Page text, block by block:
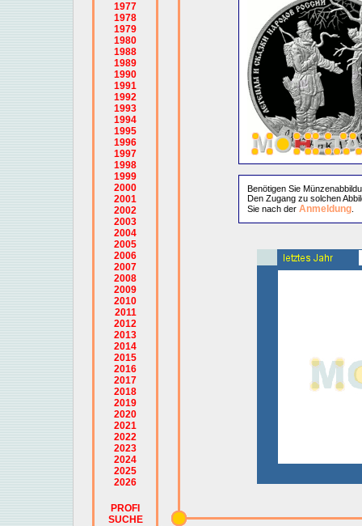
1977
1978
1979
1980
1988
1989
1990
1991
1992
1993
1994
1995
1996
1997
1998
1999
2000
2001
2002
2003
2004
2005
2006
2007
2008
2009
2010
2011
2012
2013
2014
2015
2016
2017
2018
2019
2020
2021
2022
2023
2024
2025
2026
PROFI
SUCHE
Benötigen Sie
Den Zugang zu solchen
Sie nach der Anmeldung.